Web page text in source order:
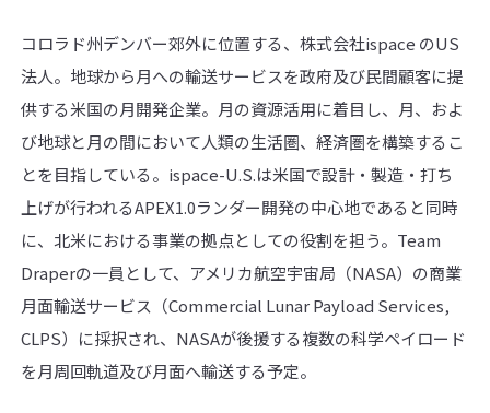
コロラド州デンバー郊外に位置する、株式会社ispace のUS
法人。地球から月への輸送サービスを政府及び民間顧客に提
供する米国の月開発企業。月の資源活用に着目し、月、およ
び地球と月の間において人類の生活圏、経済圏を構築するこ
とを目指している。ispace-U.S.は米国で設計・製造・打ち
上げが行われるAPEX1.0ランダー開発の中心地であると同時
に、北米における事業の拠点としての役割を担う。Team
Draperの一員として、アメリカ航空宇宙局（NASA）の商業
月面輸送サービス（Commercial Lunar Payload Services,
CLPS）に採択され、NASAが後援する複数の科学ペイロード
を月周回軌道及び月面へ輸送する予定。